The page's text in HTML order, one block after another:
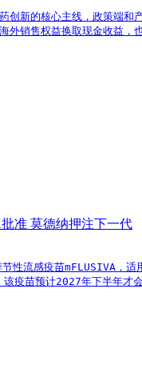
创新的核心主线，政策端和
外销售权益换取现金收益，
准 莫德纳押注下一代
性流感疫苗mFLUSIVA，适
疫苗预计2027年下半年才